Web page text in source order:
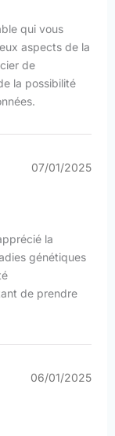
qui vous
aspects de la
de
la possibilité
07/01/2025
la
génétiques
de prendre
06/01/2025